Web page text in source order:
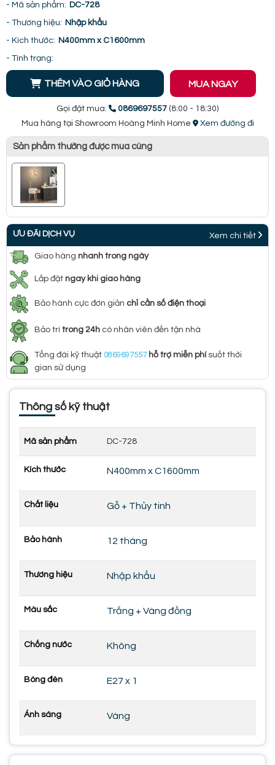
- Mã sản phẩm: DC-728
- Thương hiệu: Nhập khẩu
- Kích thước: N400mm x C1600mm
- Tình trạng:
THÊM VÀO GIỎ HÀNG MUA NGAY
Gọi đặt mua: 0869697557 (8:00 - 18:30)
Mua hàng tại Showroom Hoàng Minh Home
Xem đường đi
Sản phẩm thường được mua cùng
ƯU ĐÃI DỊCH VỤ Xem chi tiết
Giao hàng nhanh trong ngày
Lắp đặt ngay khi giao hàng
Bảo hành cực đơn giản chỉ cần số điện thoại
Bảo trì trong 24h có nhân viên đến tận nhà
Tổng đài kỹ thuật 0869697557 hỗ trợ miễn phísuốt thời
gian sử dụng
Thông số kỹ thuật
Mã sản phẩm DC-728
Kích thước N400mm x C1600mm
Chất liệu Gỗ + Thủy tinh
Bảo hành 12 tháng
Thương hiệu Nhập khẩu
Màu sắc Trắng + Vàng đồng
Chống nước Không
Bóng đèn E27 x 1
Ánh sáng Vàng